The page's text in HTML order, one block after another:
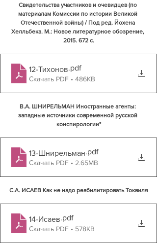
Свидетельства участников и очевидцев (по
материалам Комиссии по истории Великой
Отечественной войны) / Под ред. Йохена
Хелльбека. М.: Новое литературное обозрение,
2015. 672 с.
12-Тихонов.pdf
Скачать PDF • 486KB
В.А. ШНИРЕЛЬМАН Иностранные агенты:
западные источники современной русской
конспирологии*
13-Шнирельман.pdf
Скачать PDF • 2.65MB
С.А. ИСАЕВ Как не надо реабилитировать Токвиля
14-Исаев.pdf
Скачать PDF • 578KB